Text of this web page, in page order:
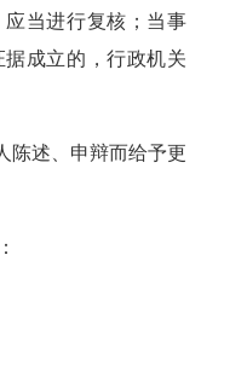
当进行复核；当事
成立的，行政机关
陈述、申辩而给予更